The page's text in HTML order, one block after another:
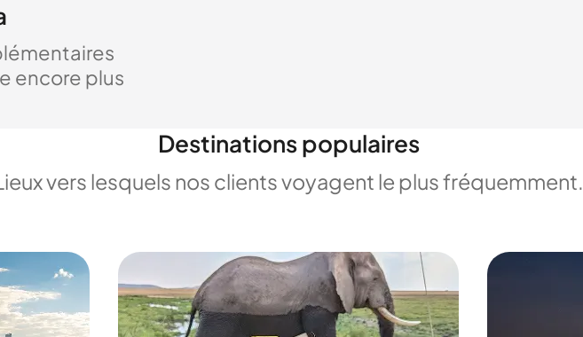
encore plus
Destinations populaires
vers lesquels nos clients voyagent le plus fréquemment.